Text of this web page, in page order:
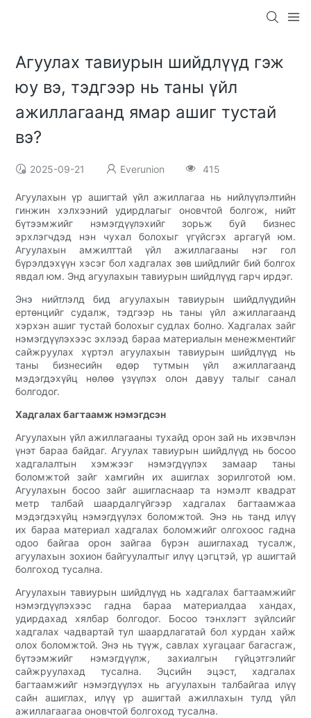
Агуулах тавиурын шийдлүүд гэж
юу вэ, тэдгээр нь таны үйл
ажиллагаанд ямар ашиг тустай
вэ?
2025-09-21 Everunion 415
Агуулахын үр ашигтай үйл ажиллагаа нь нийлүүлэлтийн
гинжин хэлхээний удирдлагыг оновчтой болгож, нийт
бүтээмжийг нэмэгдүүлэхийг зорьж буй бизнес
эрхлэгчдэд нэн чухал болохыг үгүйсгэх аргагүй юм.
Агуулахын амжилттай үйл ажиллагааны нэг гол
бүрэлдэхүүн хэсэг бол хадгалах зөв шийдлийг бий болгох
явдал юм. Энд агуулахын тавиурын шийдлүүд гарч ирдэг.
Энэ нийтлэлд бид агуулахын тавиурын шийдлүүдийн
ертөнцийг судалж, тэдгээр нь таны үйл ажиллагаанд
хэрхэн ашиг тустай болохыг судлах болно. Хадгалах зайг
нэмэгдүүлэхээс эхлээд бараа материалын менежментийг
сайжруулах хүртэл агуулахын тавиурын шийдлүүд нь
таны бизнесийн өдөр тутмын үйл ажиллагаанд
мэдэгдэхүйц нөлөө үзүүлэх олон давуу талыг санал
болгодог.
Хадгалах багтаамж нэмэгдсэн
Агуулахын үйл ажиллагааны тухайд орон зай нь ихэвчлэн
үнэт бараа байдаг. Агуулах тавиурын шийдлүүд нь босоо
хадгалалтын хэмжээг нэмэгдүүлэх замаар таны
боломжтой зайг хамгийн их ашиглах зорилготой юм.
Агуулахын босоо зайг ашигласнаар та нэмэлт квадрат
метр талбай шаардалгүйгээр хадгалах багтаамжаа
мэдэгдэхүйц нэмэгдүүлэх боломжтой. Энэ нь танд илүү
их бараа материал хадгалах боломжийг олгохоос гадна
одоо байгаа орон зайгаа бүрэн ашиглахад тусалж,
агуулахын зохион байгуулалтыг илүү цэгцтэй, үр ашигтай
болгоход тусална.
Агуулахын тавиурын шийдлүүд нь хадгалах багтаамжийг
нэмэгдүүлэхээс гадна бараа материалдаа хандах,
удирдахад хялбар болгодог. Босоо тэнхлэгт зүйлсийг
хадгалах чадвартай тул шаардлагатай бол хурдан хайж
олох боломжтой. Энэ нь түүж, савлах хугацааг багасгаж,
бүтээмжийг нэмэгдүүлж, захиалгын гүйцэтгэлийг
сайжруулахад тусална. Эцсийн эцэст, хадгалах
багтаамжийг нэмэгдүүлэх нь агуулахын талбайгаа илүү
сайн ашиглах, илүү үр ашигтай ажиллахын тулд үйл
ажиллагаагаа оновчтой болгоход тусална.